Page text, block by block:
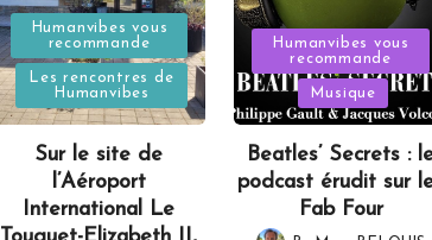
Posted
in
Humanvibes vous
recommande
Les rencontres de
Humanvibes
Sur le site de
l’Aéroport
International Le
Posted
in
Humanvibes vous
recommande
Musique
Beatles’ Secrets :
podcast érudit sur
Fab Four